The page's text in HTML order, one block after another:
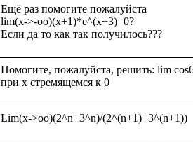
Ещё раз помогите пожалуйста
lim(x->-oo)(x+1)*e^(x+3)=0?
Помогите, пожалуйста, решить: lim